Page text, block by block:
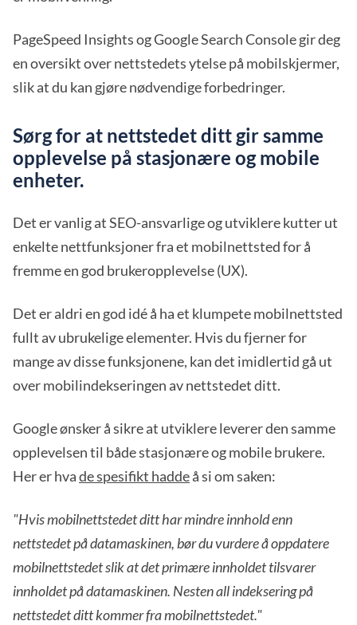
PageSpeed Insights og Google Search Console gir deg
en oversikt over nettstedets ytelse på mobilskjermer,
slik at du kan gjøre nødvendige forbedringer.
Sørg for at nettstedet ditt gir samme
opplevelse på stasjonære og mobile
enheter.
Det er vanlig at SEO-ansvarlige og utviklere kutter ut
enkelte nettfunksjoner fra et mobilnettsted for å
fremme en god brukeropplevelse (UX).
Det er aldri en god idé å ha et klumpete mobilnettsted
fullt av ubrukelige elementer. Hvis du fjerner for
mange av disse funksjonene, kan det imidlertid gå ut
over mobilindekseringen av nettstedet ditt.
Google ønsker å sikre at utviklere leverer den samme
opplevelsen til både stasjonære og mobile brukere.
Her er hvade spesifikt haddeå si om saken:
"Hvis mobilnettstedet ditt har mindre innhold enn
nettstedet på datamaskinen, bør du vurdere å oppdatere
mobilnettstedet slik at det primære innholdet tilsvarer
innholdet på datamaskinen. Nesten all indeksering på
nettstedet ditt kommer fra mobilnettstedet."